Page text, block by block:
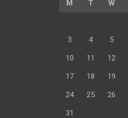
M T W
3 4 5
10 11 12
17 18 19
24 25 26
31